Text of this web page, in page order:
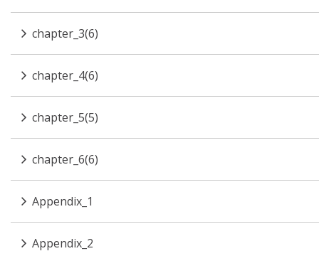
chapter_3(6)
chapter_4(6)
chapter_5(5)
chapter_6(6)
Appendix_1
Appendix_2